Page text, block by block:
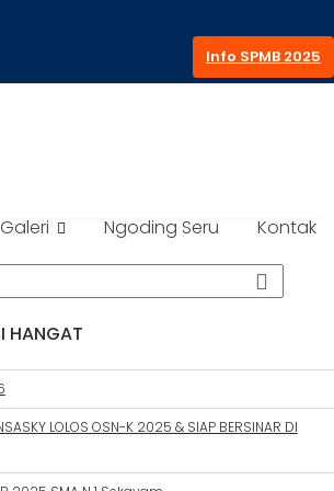
Info SPMB 2025
Galeri Ngoding Seru Kontak
HANGAT
LOLOS OSN-K 2025 & SIAP BERSINAR DI